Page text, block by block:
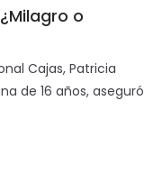
o
Cajas, Patricia
de 16 años, aseguró